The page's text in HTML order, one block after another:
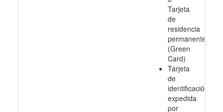
Tarjeta
de
residencia
permanente
(Green
Card)
Tarjeta
de
identificación
expedida
por